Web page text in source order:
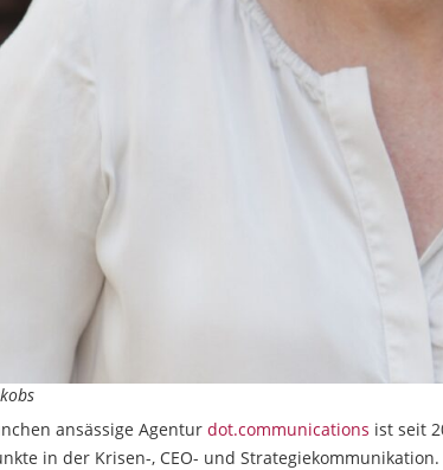
ansässige Agentur dot.communications ist seit
in der Krisen-, CEO- und